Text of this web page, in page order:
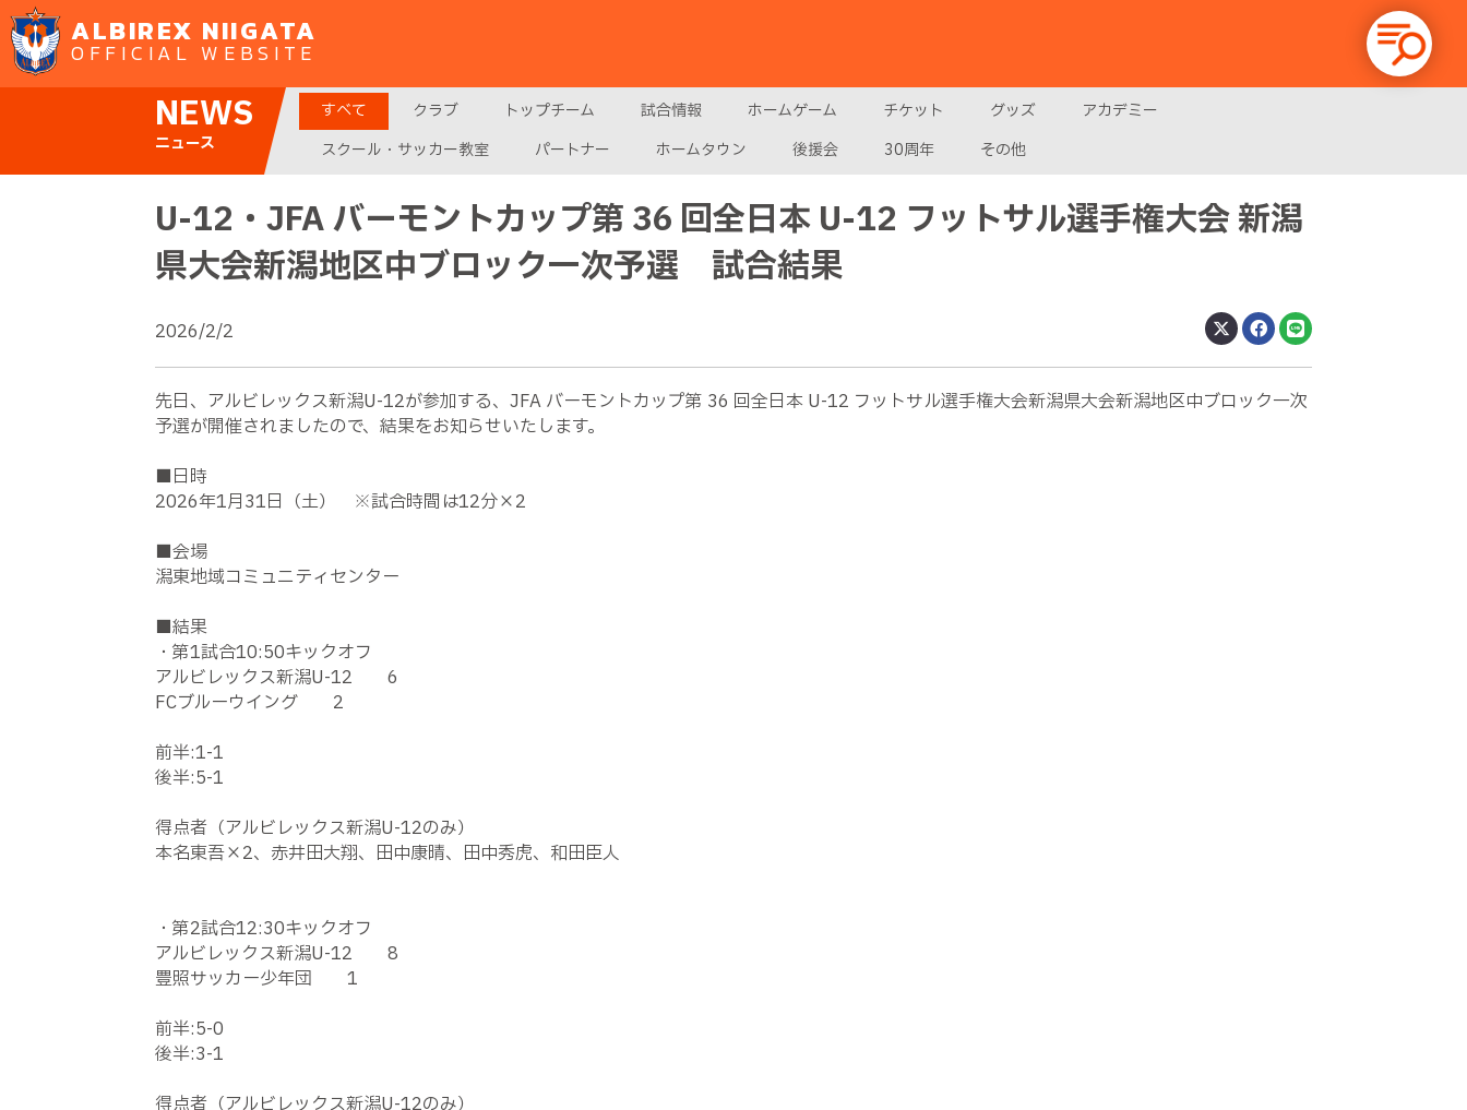
ALBIREX NIIGATA
OFFICIAL WEBSITE
NEWS
ニュース
すべて クラブ トップチーム 試合情報 ホームゲーム チケット グッズ
アカデミー
スクール・サッカー教室
パートナー ホームタウン 後援会 30周年 その他
U-12・JFA バーモントカップ第 36 回全日本 U-12 フットサル選手権大会 新潟
県大会新潟地区中ブロック一次予選 試合結果
2026/2/2
先日、アルビレックス新潟U-12が参加する、JFA バーモントカップ第 36 回全日本 U-12 フットサル選手権大会新潟県大会新潟地区中ブロック一次
予選が開催されましたので、結果をお知らせいたします。
■日時
2026年1月31日（土） ※試合時間は12分×2
■会場
潟東地域コミュニティセンター
■結果
・第1試合10:50キックオフ
アルビレックス新潟U-12
6
FCブルーウイング 2
前半:1-1
後半:5-1
得点者（アルビレックス新潟U-12のみ）
本名東吾×2、赤井田大翔、田中康晴、田中秀虎、和田臣人
・第2試合12:30キックオフ
アルビレックス新潟U-12
8
豊照サッカー少年団 1
前半:5-0
後半:3-1
得点者（アルビレックス新潟U-12のみ）